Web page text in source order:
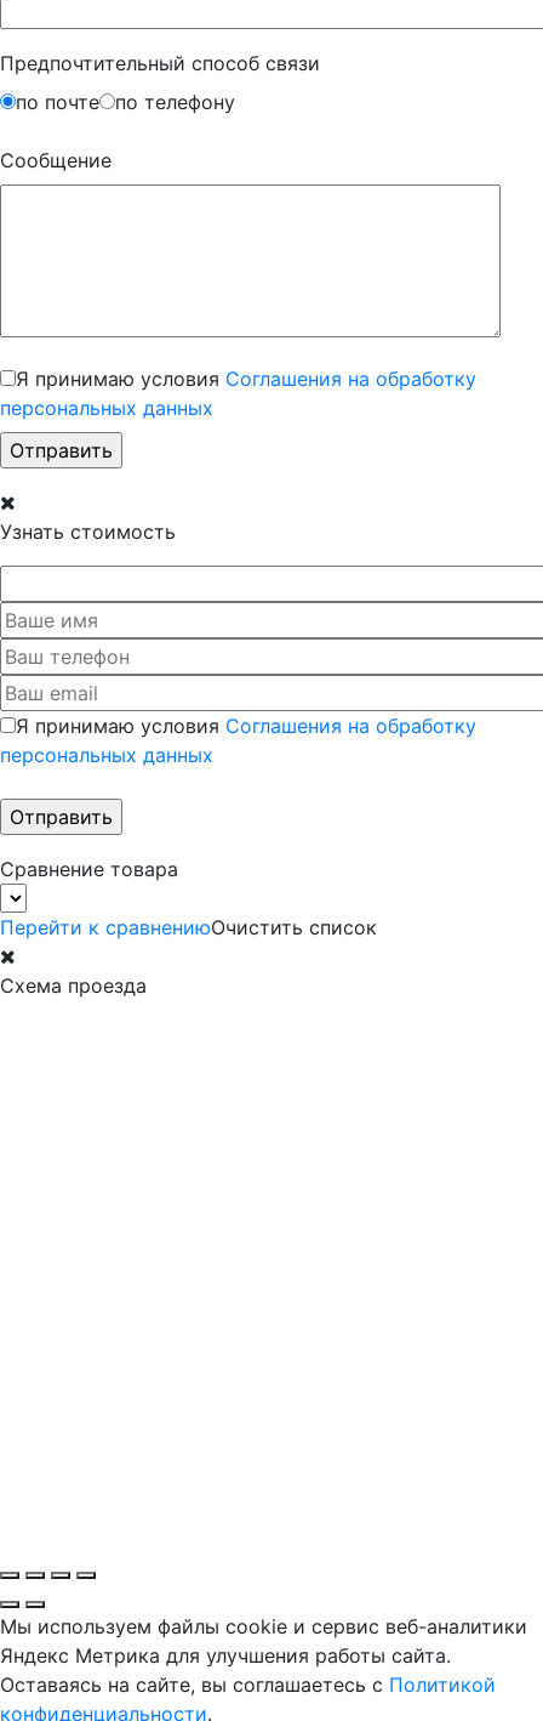
Предпочтительный способ связи
по почте
по телефону
Сообщение
Я принимаю условия Соглашения на обработку
персональных данных
Узнать стоимость
Я принимаю условия Соглашения на обработку
персональных данных
Сравнение товара
Перейти к сравнениюОчистить список
Схема проезда
Мы используем файлы cookie и сервис веб-аналитики
Яндекс Метрика для улучшения работы сайта.
Оставаясь на сайте, вы соглашаетесь с Политикой
конфиденциальности.